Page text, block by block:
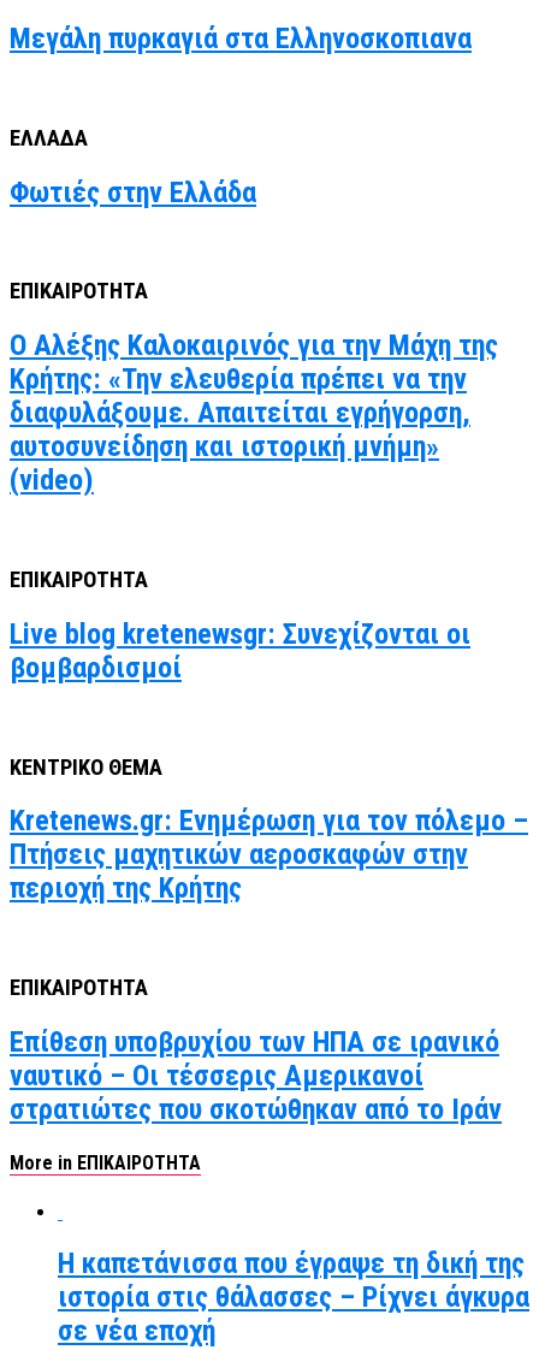
Μεγάλη πυρκαγιά στα Ελληνοσκοπιανα
ΕΛΛΑΔΑ
Φωτιές στην Ελλάδα
ΕΠΙΚΑΙΡΟΤΗΤΑ
Ο Αλέξης Καλοκαιρινός για την Μάχη της
Κρήτης: «Την ελευθερία πρέπει να την
διαφυλάξουμε. Απαιτείται εγρήγορση,
αυτοσυνείδηση και ιστορική μνήμη»
(video)
ΕΠΙΚΑΙΡΟΤΗΤΑ
Live blog kretenewsgr: Συνεχίζονται οι
βομβαρδισμοί
ΚΕΝΤΡΙΚΟ ΘΕΜΑ
Kretenews.gr: Ενημέρωση για τον πόλεμο –
Πτήσεις μαχητικών αεροσκαφών στην
περιοχή της Κρήτης
ΕΠΙΚΑΙΡΟΤΗΤΑ
Επίθεση υποβρυχίου των ΗΠΑ σε ιρανικό
ναυτικό – Οι τέσσερις Αμερικανοί
στρατιώτες που σκοτώθηκαν από το Ιράν
More in ΕΠΙΚΑΙΡΟΤΗΤΑ
Η καπετάνισσα που έγραψε τη δική της
ιστορία στις θάλασσες – Ρίχνει άγκυρα
σε νέα εποχή